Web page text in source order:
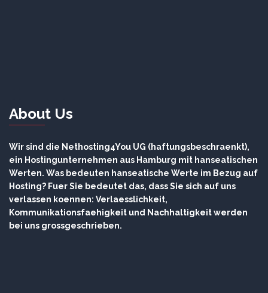
About Us
Wir sind die Nethosting4You UG (haftungsbeschraenkt),
ein Hostingunternehmen aus Hamburg mit hanseatischen
Werten. Was bedeuten hanseatische Werte im Bezug auf
Hosting? Fuer Sie bedeutet das, dass Sie sich auf uns
verlassen koennen: Verlaesslichkeit,
Kommunikationsfaehigkeit und Nachhaltigkeit werden
bei uns grossgeschrieben.